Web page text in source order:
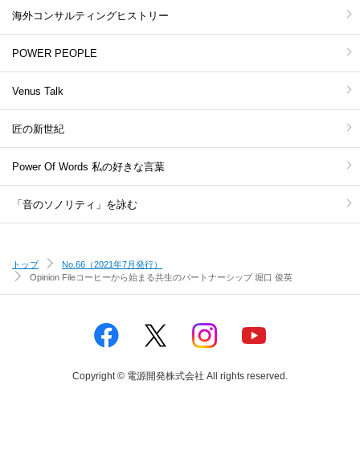
海外コンサルティングヒストリー
POWER PEOPLE
Venus Talk
匠の新世紀
Power Of Words 私の好きな言葉
「音のソノリティ」を詠む
トップ
No.66（2021年7月発行）
Opinion Fileコーヒーから始まる共生のパートナーシップ 堀口 俊英
Copyright © 電源開発株式会社 All rights reserved.